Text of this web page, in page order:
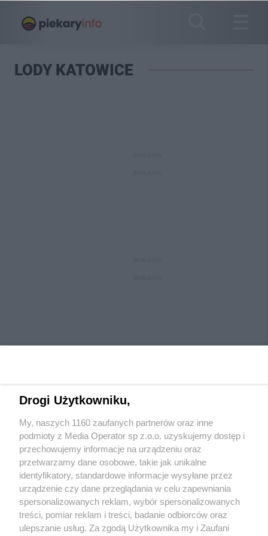
LODY KATOWICE
Wydawca mediówlokalnych
Nie zapomnij
zapoznać się z:
polityką prywatności regulamin korzystania z portali
Twojemiasto Skontaktuj się z nami
Drogi Użytkowniku,
My, naszych 1160 zaufanych partnerów oraz inne
podmioty z Media Operator sp z.o.o. uzyskujemy dostęp i
przechowujemy informacje na urządzeniu oraz
przetwarzamy dane osobowe, takie jak unikalne
identyfikatory, standardowe informacje wysyłane przez
urządzenie czy dane przeglądania w celu zapewniania
spersonalizowanych reklam, wybór spersonalizowanych
treści, pomiar reklam i treści, badanie odbiorców oraz
ulepszanie usług. Za zgodą Użytkownika my i Zaufani